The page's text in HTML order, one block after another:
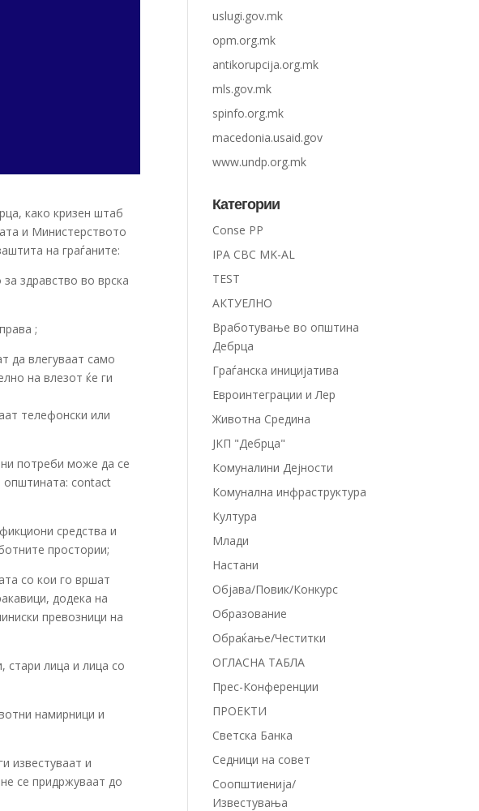
како кризен штаб
и Министерството
на граѓаните:
здравство во врска
;
да влегуваат само
на влезот ќе ги
телефонски или
потреби може да се
општината: contact
средства и
простории;
со кои го вршат
додека на
превозници на
лица и лица со
намирници и
известуваат и
се придржуваат до
uslugi.gov.mk
opm.org.mk
antikorupcija.org.mk
mls.gov.mk
spinfo.org.mk
macedonia.usaid.gov
www.undp.org.mk
Категории
Conse PP
IPA CBC MK-AL
TEST
АКТУЕЛНО
Вработување во општина
Дебрца
Граѓанска иницијатива
Евроинтеграции и Лер
Животна Средина
ЈКП "Дебрца"
Комуналини Дејности
Комунална инфраструктура
Култура
Млади
Настани
Објава/Повик/Конкурс
Образование
Обраќање/Честитки
ОГЛАСНА ТАБЛА
Прес-Конференции
ПРОЕКТИ
Светска Банка
Седници на совет
Соопштиенија/
Известувања